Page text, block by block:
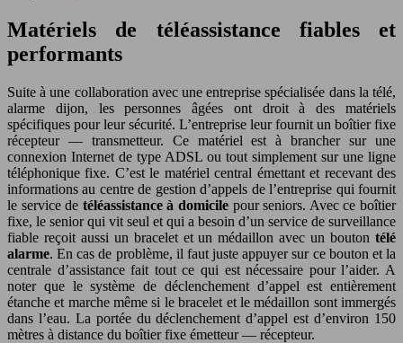
Matériels de téléassistance fiables et
performants
Suite à une collaboration avec une entreprise spécialisée dans la télé,
alarme dijon, les personnes âgées ont droit à des matériels
spécifiques pour leur sécurité. L’entreprise leur fournit un boîtier fixe
récepteur — transmetteur. Ce matériel est à brancher sur une
connexion Internet de type ADSL ou tout simplement sur une ligne
téléphonique fixe. C’est le matériel central émettant et recevant des
informations au centre de gestion d’appels de l’entreprise qui fournit
le service de téléassistance à domicile pour seniors. Avec ce boîtier
fixe, le senior qui vit seul et qui a besoin d’un service de surveillance
fiable reçoit aussi un bracelet et un médaillon avec un bouton télé
alarme. En cas de problème, il faut juste appuyer sur ce bouton et la
centrale d’assistance fait tout ce qui est nécessaire pour l’aider. A
noter que le système de déclenchement d’appel est entièrement
étanche et marche même si le bracelet et le médaillon sont immergés
dans l’eau. La portée du déclenchement d’appel est d’environ 150
mètres à distance du boîtier fixe émetteur — récepteur.